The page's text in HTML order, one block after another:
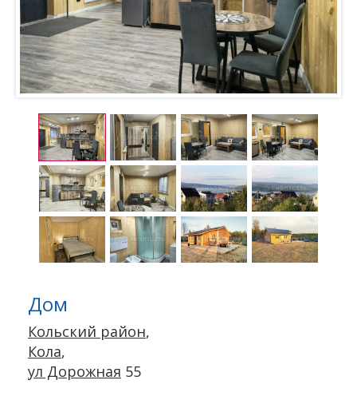
Дом
Кольский район,
Кола,
ул Дорожная 55